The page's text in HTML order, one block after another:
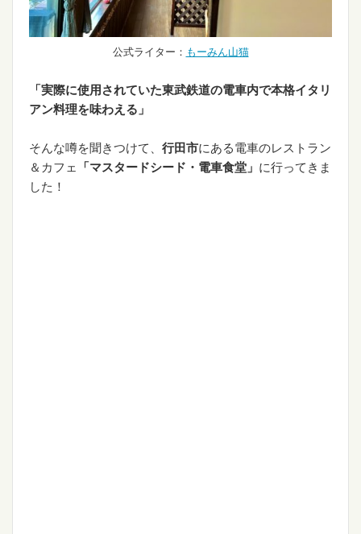
公式ライター： もーみん山猫
「実際に使用されていた東武鉄道の電車内で本格イタリ
アン料理を味わえる」
そんな噂を聞きつけて、 行田市にある電車のレストラン
＆カフェ
「マスタードシード・電車食堂」 に行ってきま
した！